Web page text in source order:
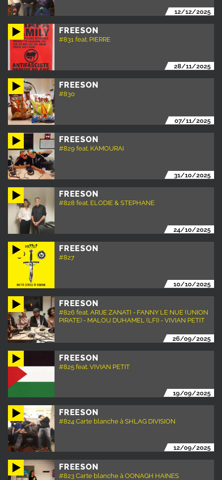
12/12/2025
FREESON
#831 feat. PIERRE
28/11/2025
FREESON
#830
07/11/2025
FREESON
#829 feat. KAMOURAI
31/10/2025
FREESON
#828 feat. ELODIE & STEPHANE
24/10/2025
FREESON
#827
10/10/2025
FREESON
#826 feat. ARIJE ZANATI - FANNY LE NUE (UNION
PIRATE) - MALOU DUHAMEL (LFI) - VIVIAN PETIT
26/09/2025
FREESON
#825 feat. VIVIAN PETIT
19/09/2025
FREESON
#824 Carte blanche à SHLAG DIVISION
12/09/2025
FREESON
#823 Carte blanche à OONAGH HAINES